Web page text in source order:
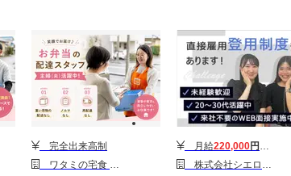
完全出来高制
ワタミの宅食 鹿児島枕崎営業所(宅配/業務委託/主婦(夫)向け)
月給220,000円〜
株式会社シエロ_鹿児島県【携帯キャ】枕崎市のソフトバンクショップ/AF5